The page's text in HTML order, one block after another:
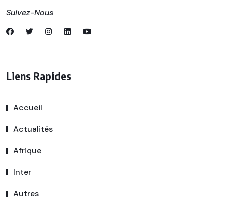
Suivez-Nous
Liens Rapides
Accueil
Actualités
Afrique
Inter
Autres